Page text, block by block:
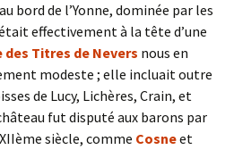
bord de l’Yonne, dominée par les
effectivement à la tête d’une
des Titres de Nevers nous en
modeste ; elle incluait outre
de Lucy, Lichères, Crain, et
fut disputé aux barons par
siècle, comme Cosneet